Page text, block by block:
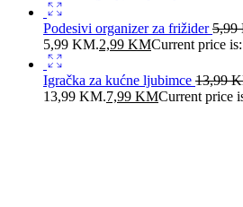
Podesivi organizer za frižider5,99
5,99 KM.2,99 KMCurrent price
Igračka za kućne ljubimce 13,99
13,99 KM.7,99 KMCurrent price